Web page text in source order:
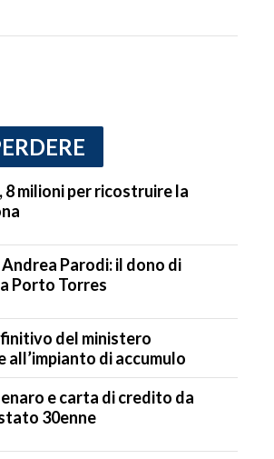
milioni per ricostruire la
Parodi: il dono di
Porto Torres
del ministero
all’impianto di accumulo
e carta di credito da
30enne